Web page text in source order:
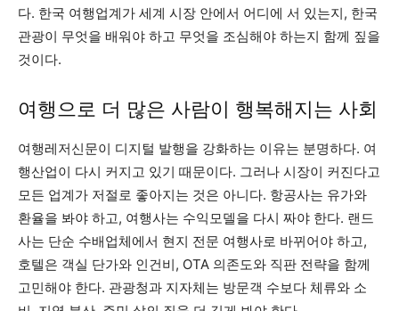
다. 한국 여행업계가 세계 시장 안에서 어디에 서 있는지, 한국
관광이 무엇을 배워야 하고 무엇을 조심해야 하는지 함께 짚을
것이다.
여행으로 더 많은 사람이 행복해지는 사회
여행레저신문이 디지털 발행을 강화하는 이유는 분명하다. 여
행산업이 다시 커지고 있기 때문이다. 그러나 시장이 커진다고
모든 업계가 저절로 좋아지는 것은 아니다. 항공사는 유가와
환율을 봐야 하고, 여행사는 수익모델을 다시 짜야 한다. 랜드
사는 단순 수배업체에서 현지 전문 여행사로 바뀌어야 하고,
호텔은 객실 단가와 인건비, OTA 의존도와 직판 전략을 함께
고민해야 한다. 관광청과 지자체는 방문객 수보다 체류와 소